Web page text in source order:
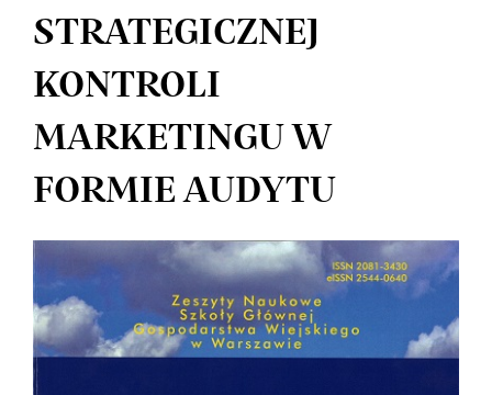
STRATEGICZNEJ
KONTROLI
MARKETINGU W
FORMIE AUDYTU
Article
Sidebar